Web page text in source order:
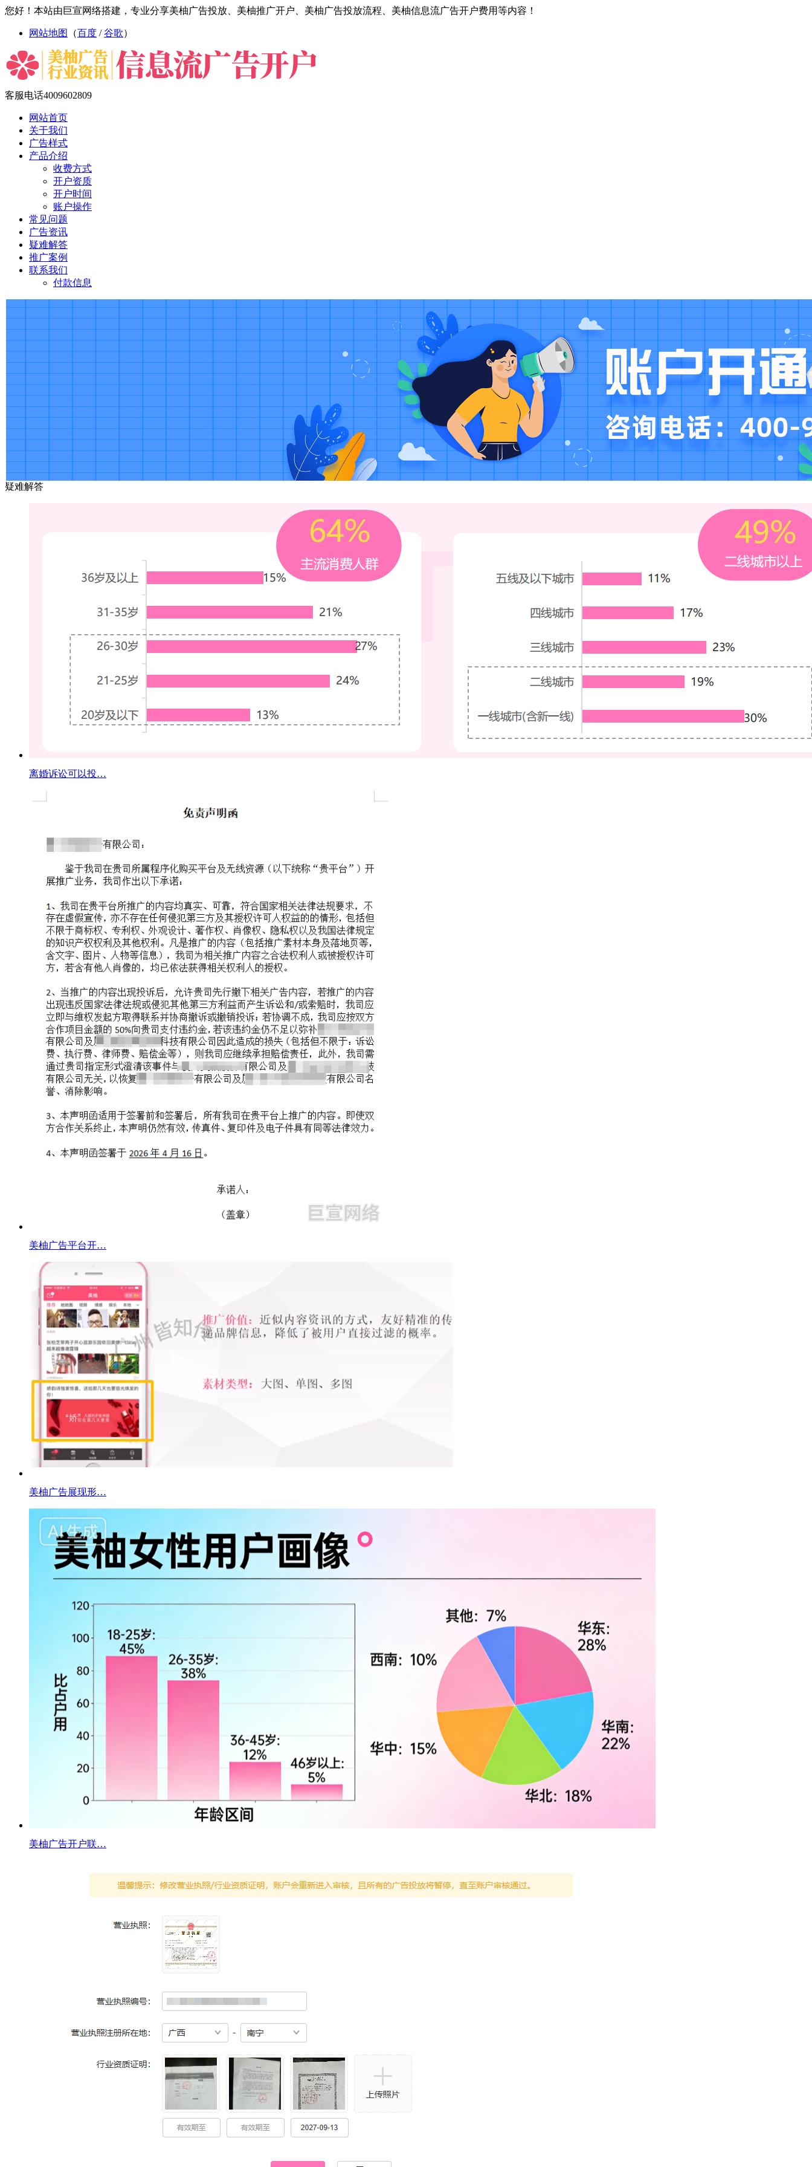
您好！本站由巨宣网络搭建，专业分享美柚广告投放、美柚推广开户、美柚广告投放流程、美柚信息流广告开户费用等内容！
网站地图 （百度 /谷歌）
客服电话4009602809
网站首页
关于我们
广告样式
产品介绍
收费方式
开户资质
开户时间
账户操作
常见问题
广告资讯
疑难解答
推广案例
联系我们
付款信息
疑难解答
离婚诉讼可以投…
美柚广告平台开…
美柚广告展现形…
美柚广告开户联…